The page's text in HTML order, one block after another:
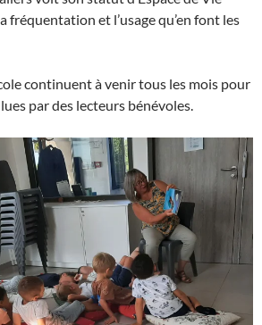
fréquentation et l’usage qu’en font les
continuent à venir tous les mois pour
par des lecteurs bénévoles.